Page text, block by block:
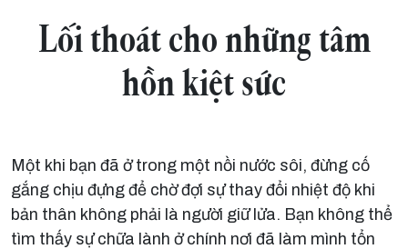
Lối thoát cho những tâm
hồn kiệt sức
Một khi bạn đã ở trong một nồi nước sôi, đừng cố
gắng chịu đựng để chờ đợi sự thay đổi nhiệt độ khi
bản thân không phải là người giữ lửa. Bạn không thể
tìm thấy sự chữa lành ở chính nơi đã làm mình tổn